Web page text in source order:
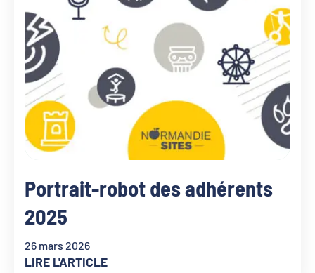
Portrait-robot des adhérents
2025
26 mars 2026
LIRE L'ARTICLE